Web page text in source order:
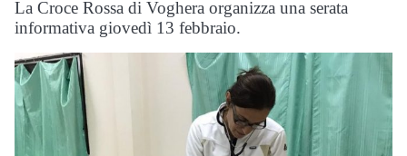
La Croce Rossa di Voghera organizza una serata
informativa giovedì 13 febbraio.